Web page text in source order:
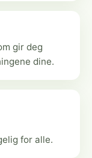
gir deg
dine.
for alle.